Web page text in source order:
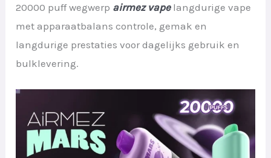
20000 puff wegwerp airmez vapelangdurige vape
met apparaatbalans controle, gemak en
langdurige prestaties voor dagelijks gebruik en
bulklevering.